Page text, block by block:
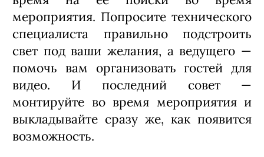
мероприятия. Попросите технического
специалиста правильно подстроить
свет под ваши желания, а ведущего —
помочь вам организовать гостей для
видео. И последний совет —
монтируйте во время мероприятия и
выкладывайте сразу же, как появится
возможность.